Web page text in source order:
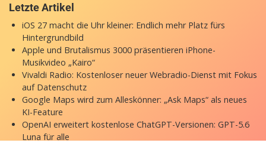
Letzte Artikel
iOS 27 macht die Uhr kleiner: Endlich mehr Platz fürs
Hintergrundbild
Apple und Brutalismus 3000 präsentieren iPhone-
Musikvideo „Kairo“
Vivaldi Radio: Kostenloser neuer Webradio-Dienst mit Fokus
auf Datenschutz
Google Maps wird zum Alleskönner: „Ask Maps“ als neues
KI-Feature
OpenAI erweitert kostenlose ChatGPT-Versionen: GPT-5.6
Luna für alle